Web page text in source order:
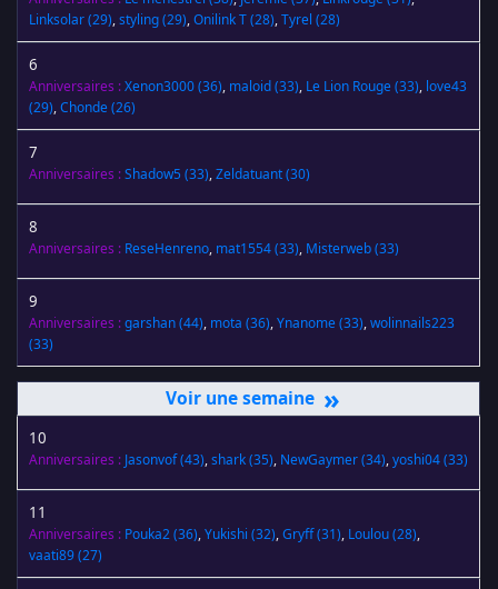
Linksolar(29),styling(29),Onilink T(28),Tyrel (28)
6
Anniversaires :Xenon3000(36), maloid(33), Le Lion Rouge(33), love43
(29),Chonde(26)
7
Anniversaires :Shadow5 (33),Zeldatuant(30)
8
Anniversaires : ReseHenreno, mat1554(33), Misterweb(33)
9
Anniversaires :garshan(44), mota (36),Ynanome(33),wolinnails223
(33)
»
10
Anniversaires : Jasonvof(43),shark(35), NewGaymer(34),yoshi04(33)
11
Anniversaires : Pouka2(36),Yukishi (32),Gryff(31), Loulou(28),
vaati89(27)